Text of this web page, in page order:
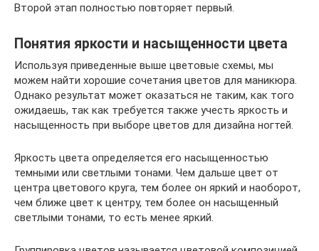
Второй этап полностью повторяет первый.
Понятия яркости и насыщенности цвета
Используя приведенные выше цветовые схемы, мы
можем найти хорошие сочетания цветов для маникюра.
Однако результат может оказаться не таким, как того
ожидаешь, так как требуется также учесть яркость и
насыщенность при выборе цветов для дизайна ногтей.
Яркость цвета определяется его насыщенностью
темными или светлыми тонами. Чем дальше цвет от
центра цветового круга, тем более он яркий и наоборот,
чем ближе цвет к центру, тем более он насыщенный
светлыми тонами, то есть менее яркий.